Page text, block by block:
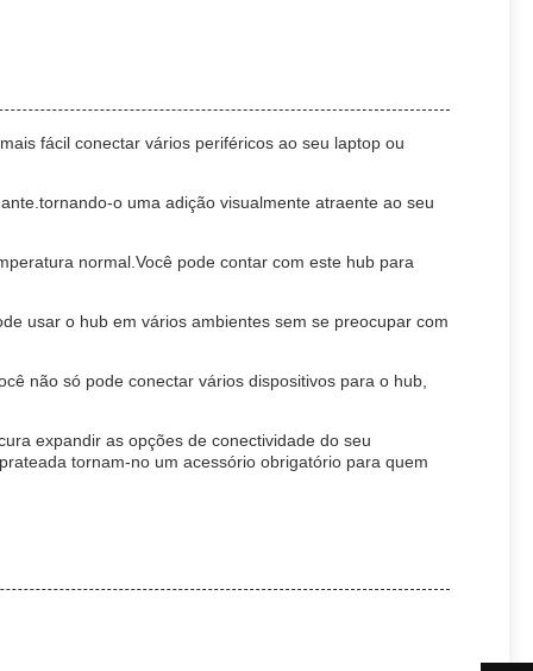
fácil conectar vários periféricos ao seu laptop ou
o uma adição visualmente atraente ao seu
normal.Você pode contar com este hub para
usar o hub em vários ambientes sem se preocupar com
não só pode conectar vários dispositivos para o hub,
expandir as opções de conectividade do seu
tornam-no um acessório obrigatório para quem